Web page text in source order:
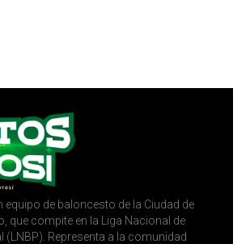
equipo de baloncesto de la Ciudad de
que compite en la Liga Nacional de
Representa a la comunidad